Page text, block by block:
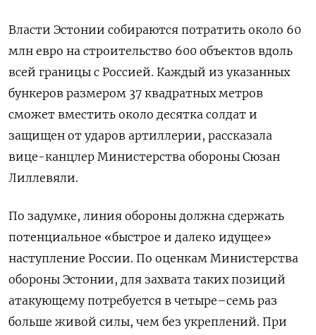
Власти Эстонии собираются потратить около 60
млн евро на строительство 600 объектов вдоль
всей границы с Россией. Каждый из указанных
бункеров размером 37 квадратных метров
сможет вместить около десятка солдат и
защищен от ударов артиллерии, рассказала
вице-канцлер Министерства обороны Сюзан
Лиллевяли.
По задумке, линия обороны должна сдержать
потенциальное «быстрое и далеко идущее»
наступление России. По оценкам Министерства
обороны Эстонии, для захвата таких позиций
атакующему потребуется в четыре–семь раз
больше живой силы, чем без укреплений. При